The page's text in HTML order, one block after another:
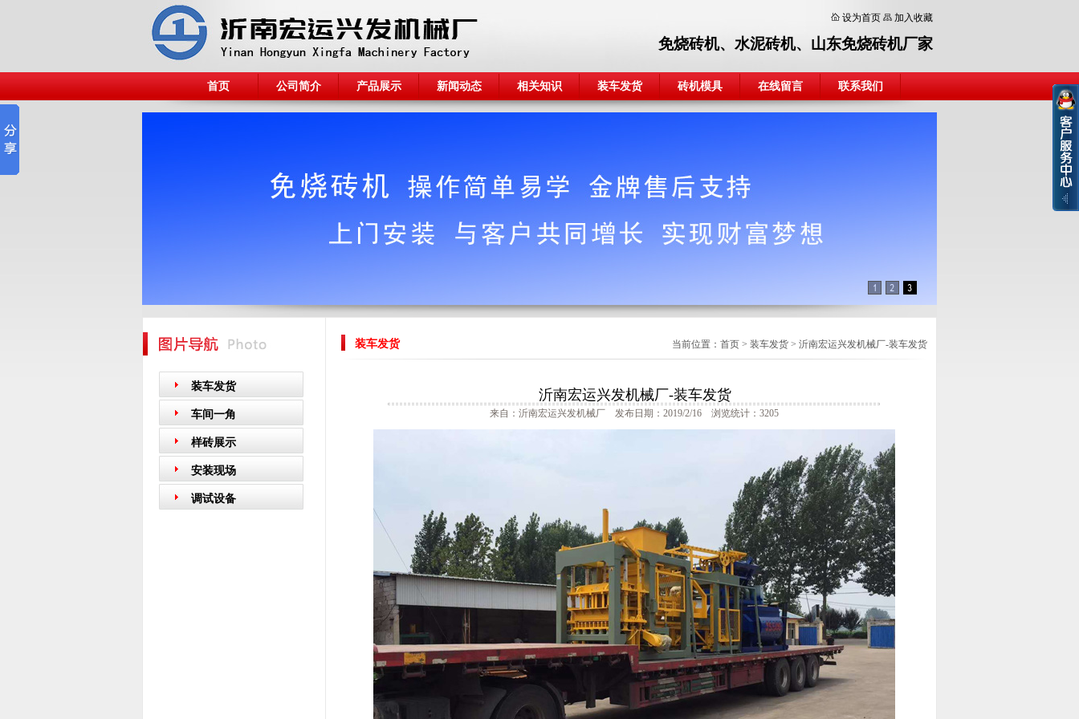
设为首页 加入收藏
免烧砖机、 水泥砖机、 山东免烧砖机厂家
首页 公司简介 产品展示 新闻动态 相关知识 装车发货 砖机模具 在线留言 联系我们
装车发货
车间一角
样砖展示
安装现场
调试设备
装车发货 当前位置： 首页> 装车发货> 沂南宏运兴发机械厂-装车发货
沂南宏运兴发机械厂-装车发货
来自：沂南宏运兴发机械厂 发布日期：2019/2/16 浏览统计：3205